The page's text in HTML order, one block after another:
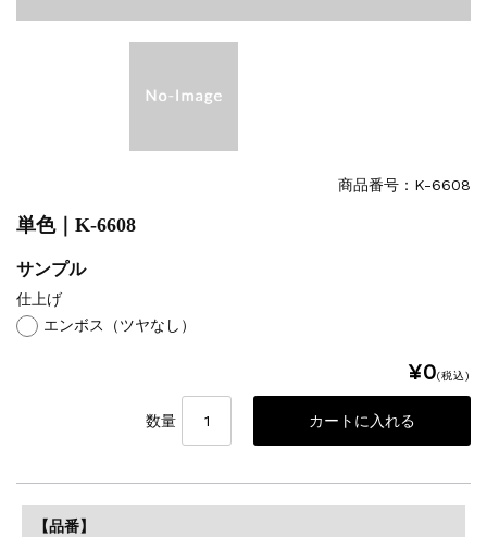
商品番号：K-6608
単色｜K-6608
サンプル
仕上げ
エンボス（ツヤなし）
¥0(税込)
数量
【品番】